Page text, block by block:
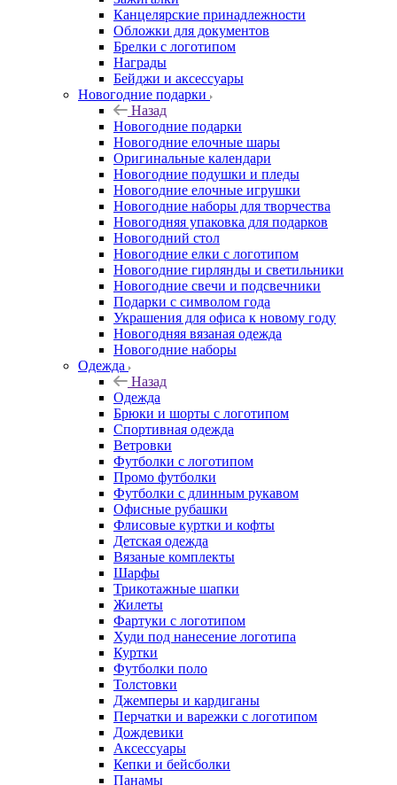
Канцелярские принадлежности
Обложки для документов
Брелки с логотипом
Награды
Бейджи и аксессуары
Новогодние подарки
Назад
Новогодние подарки
Новогодние елочные шары
Оригинальные календари
Новогодние подушки и пледы
Новогодние елочные игрушки
Новогодние наборы для творчества
Новогодняя упаковка для подарков
Новогодний стол
Новогодние елки с логотипом
Новогодние гирлянды и светильники
Новогодние свечи и подсвечники
Подарки с символом года
Украшения для офиса к новому году
Новогодняя вязаная одежда
Новогодние наборы
Одежда
Назад
Одежда
Брюки и шорты с логотипом
Спортивная одежда
Ветровки
Футболки с логотипом
Промо футболки
Футболки с длинным рукавом
Офисные рубашки
Флисовые куртки и кофты
Детская одежда
Вязаные комплекты
Шарфы
Трикотажные шапки
Жилеты
Фартуки с логотипом
Худи под нанесение логотипа
Куртки
Футболки поло
Толстовки
Джемперы и кардиганы
Перчатки и варежки с логотипом
Дождевики
Аксессуары
Кепки и бейсболки
Панамы